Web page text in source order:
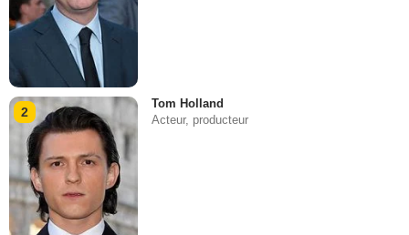
2
Tom Holland
Acteur, producteur